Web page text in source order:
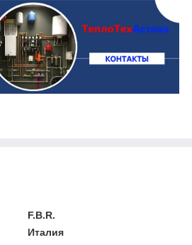
F.B.R.
Италия